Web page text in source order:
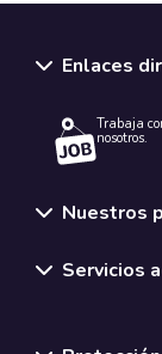
Enlaces
Trabaja
nosotros.
Nuestros
Servicios